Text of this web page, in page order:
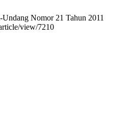
Nomor 21 Tahun 2011
view/7210